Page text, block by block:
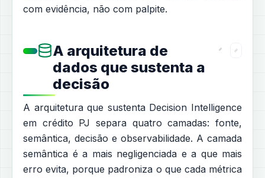
com evidência, não com palpite.
A arquitetura de
dados que sustenta a
decisão
A arquitetura que sustenta Decision Intelligence
em crédito PJ separa quatro camadas: fonte,
semântica, decisão e observabilidade. A camada
semântica é a mais negligenciada e a que mais
erro evita, porque padroniza o que cada métrica